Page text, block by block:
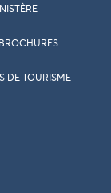
DE TOURISME